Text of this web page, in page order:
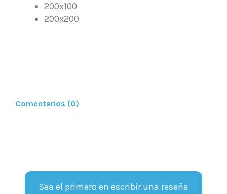
200x100
200x200
Comentarios (0)
Sea el primero en escribir una reseña